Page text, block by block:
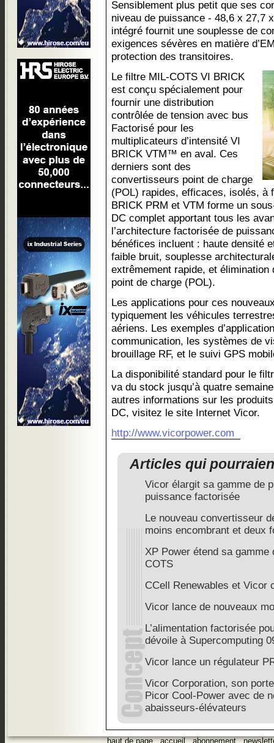
Sensiblement plus petit que ses
niveau de puissance - 48,6 x 27,7
intégré fournit une souplesse de
exigences sévères en matière
protection des transitoires.
Le filtre MIL-COTS VI BRICK
est conçu spécialement pour
fournir une distribution
contrôlée de tension avec bus
Factorisé pour les
multiplicateurs d’intensité VI
BRICK VTM™ en aval. Ces
derniers sont des
convertisseurs point de charge
(POL) rapides, efficaces, isolés, à
BRICK PRM et VTM forme un
DC complet apportant tous les
l’architecture factorisée de
bénéfices incluent : haute densité
faible bruit, souplesse
extrêmement rapide, et élimination
point de charge (POL).
Les applications pour ces
typiquement les véhicules
aériens. Les exemples
communication, les systèmes de
brouillage RF, et le suivi GPS
La disponibilité standard pour le
va du stock jusqu’à quatre
autres informations sur les
DC, visitez le site Internet Vicor.
http://www.vicorpower.com
Articles qui
Vicor élargit sa gamme de
puissance factorisée
Le nouveau convertisseur
moins encombrant et deux
XP Power étend sa
COTS
CCell Renewables et Vicor
Vicor lance de nouveaux
L’alimentation factorisée
dévoile à Supercomputing
Vicor lance un régulateur
Vicor Corporation, son
Picor Cool-Power avec de
abaisseurs-élévateurs
haut de page.accueil.abonnement.